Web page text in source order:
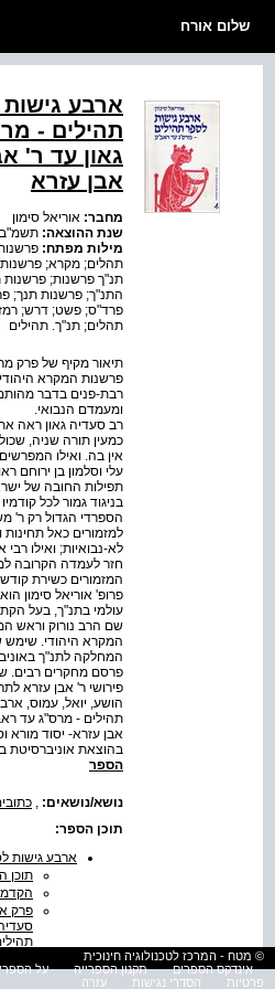
שלום אורח
ארבע
תהילים -
גאון עד ר'
אבן עזרא
מחבר: אוריאל סימון
שנת ההוצאה: תשמ"ב
מילות מפתח:
תהלים; מקרא;
תנ"ך פרשנות; פרשנות
התנ"ך; פרשנות תנך;
פרד"ס; פשט; דרש;
תהלים; תנ"ך. תהילים
תיאור מקיף של פרק
פרשנות המקרא
רבת-פנים בדבר
ומעמדם הנבואי.
רב סעדיה גאון ראה
כמעין תורה שניה,
אין בה. ואילו
עלי וסלמון בן ירוחם
תפילות החובה של
בניגוד גמור לכל
הספרדי הגדול רק ר'
למזמורים כאל
לא-נבואיות; ואילו
חזר לעמדה הקרובה
המזמורים כשירת קודש
פרופ' אוריאל סימון
עולמי בתנ"ך, בעל
שם הרב נורוק וראש
המקרא היהודי. שימש
המחלקה לתנ"ך
פרסם מחקרים רבים.
פירושי ר' אבן עזרא
הושע, יואל, עמוס,
תהילים - מרס"ג עד
אבן עזרא- יסוד מורא
בהוצאת אוניברסיטת
הספר
נושא/נושאים:
תוכן הספר:
ארבע גישות
תוכן
פרק
© מטח - המרכז לטכנולוגיה חינוכית
אינדקס הספרים
תקנון הספרייה על
פרטיות
הסדרי נגישות עזרה